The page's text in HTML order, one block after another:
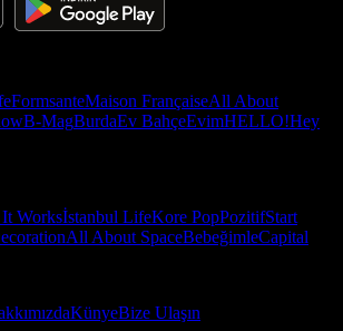
FormsanteMaison FrançaiseAll About
B-MagBurdaEv BahçeEvimHELLO!Hey
Worksİstanbul LifeKore PopPozitifStart
All About SpaceBebeğimleCapital
KünyeBize Ulaşın